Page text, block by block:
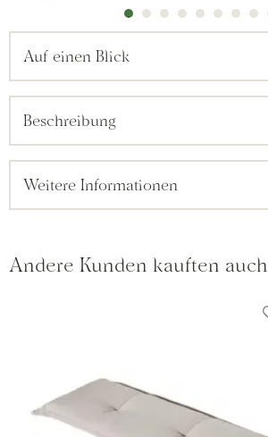
Auf einen Blick
Beschreibung
Weitere Informationen
Andere Kunden kauften auch